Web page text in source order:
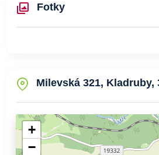
Fotky
Milevská 321, Kladruby,
+
−